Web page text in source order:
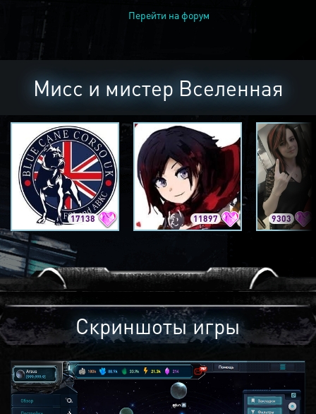
Перейти на форум
Мисс и мистер Вселенная
17138 11897 9303
Скриншоты игры